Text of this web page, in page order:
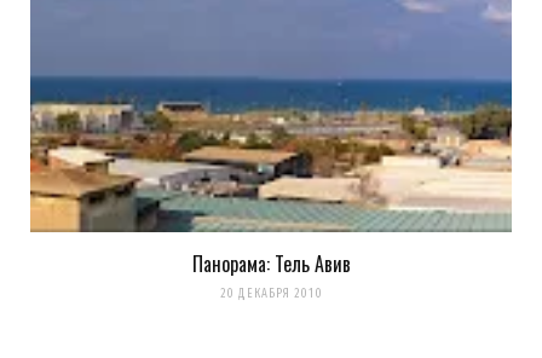
Панорама: Тель Авив
20 ДЕКАБРЯ 2010